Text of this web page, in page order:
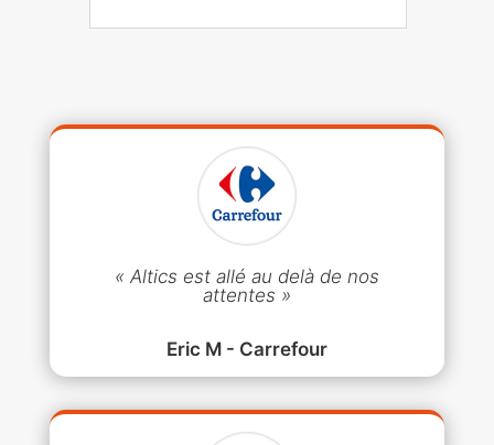
« Altics est allé au delà de nos
attentes »
Eric M - Carrefour